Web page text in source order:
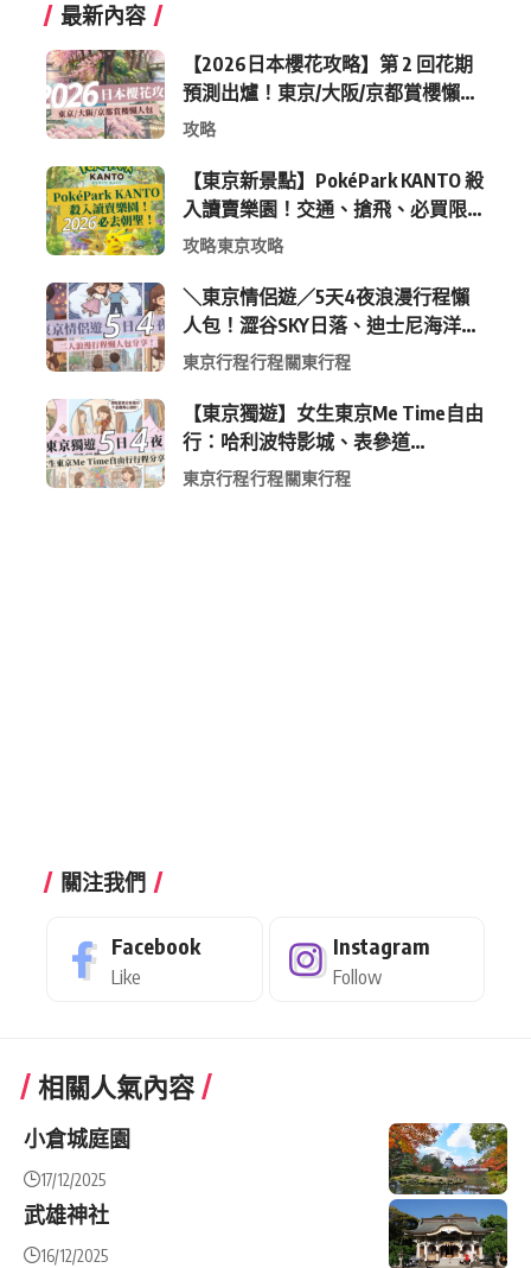
最新內容
【2026日本櫻花攻略】第 2 回花期
預測出爐！東京/大阪/京都賞櫻懶人
包 (附最新時間表)
攻略
【東京新景點】PokéPark KANTO 殺
入讀賣樂園！交通、搶飛、必買限
定周邊全攻略
攻略東京攻略
＼東京情侶遊／5天4夜浪漫行程懶
人包！澀谷SKY日落、迪士尼海洋、
中目黑高質感咖啡廳全收錄
東京行程行程關東行程
【東京獨遊】女生東京Me Time自由
行：哈利波特影城、表參道
Shopping 與下北澤尋寶5日4夜慢活
東京行程行程關東行程
關注我們
Facebook
Like
Instagram
Follow
相關人氣內容
小倉城庭園
17/12/2025
武雄神社
16/12/2025